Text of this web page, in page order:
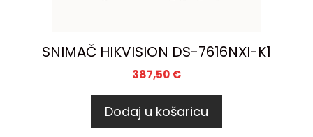
SNIMAČ HIKVISION DS-7616NXI-K1
387,50€
Dodaj u košaricu